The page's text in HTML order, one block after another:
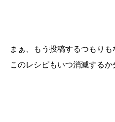
まぁ、もう投稿するつもりも
このレシピもいつ消滅するか